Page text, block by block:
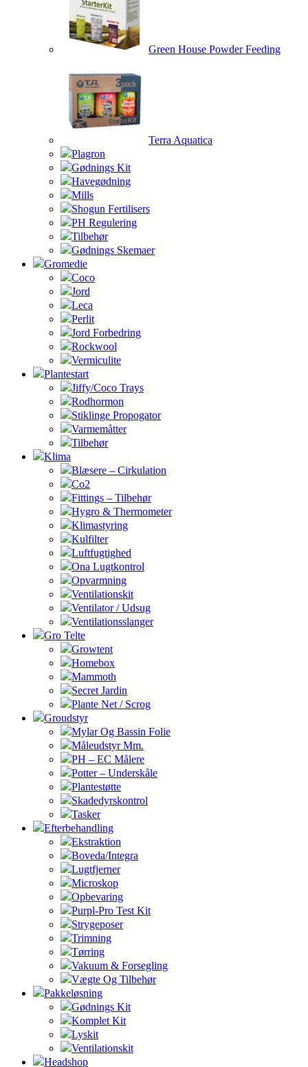
Green House Powder Feeding
Terra Aquatica
Plagron
Gødnings Kit
Havegødning
Mills
Shogun Fertilisers
PH Regulering
Tilbehør
Gødnings Skemaer
Gromedie
Coco
Jord
Leca
Perlit
Jord Forbedring
Rockwool
Vermiculite
Plantestart
Jiffy/Coco Trays
Rodhormon
Stiklinge Propogator
Varmemåtter
Tilbehør
Klima
Blæsere – Cirkulation
Co2
Fittings – Tilbehør
Hygro & Thermometer
Klimastyring
Kulfilter
Luftfugtighed
Ona Lugtkontrol
Opvarmning
Ventilationskit
Ventilator / Udsug
Ventilationsslanger
Gro Telte
Growtent
Homebox
Mammoth
Secret Jardin
Plante Net / Scrog
Groudstyr
Mylar Og Bassin Folie
Måleudstyr Mm.
PH – EC Målere
Potter – Underskåle
Plantestøtte
Skadedyrskontrol
Tasker
Efterbehandling
Ekstraktion
Boveda/Integra
Lugtfjerner
Microskop
Opbevaring
Purpl-Pro Test Kit
Strygeposer
Trimning
Tørring
Vakuum & Forsegling
Vægte Og Tilbehør
Pakkeløsning
Gødnings Kit
Komplet Kit
Lyskit
Ventilationskit
Headshop